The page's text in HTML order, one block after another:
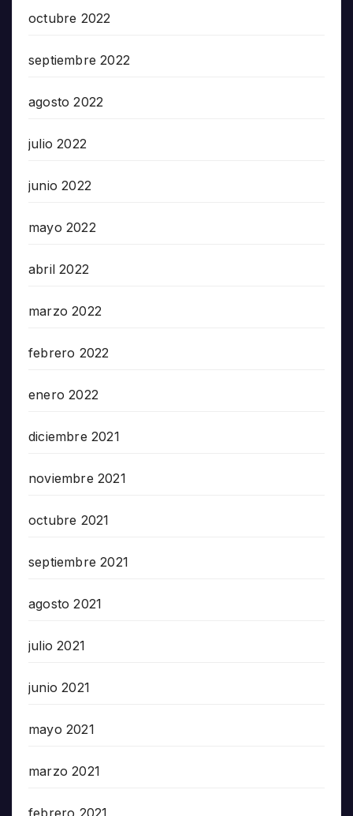
octubre 2022
septiembre 2022
agosto 2022
julio 2022
junio 2022
mayo 2022
abril 2022
marzo 2022
febrero 2022
enero 2022
diciembre 2021
noviembre 2021
octubre 2021
septiembre 2021
agosto 2021
julio 2021
junio 2021
mayo 2021
marzo 2021